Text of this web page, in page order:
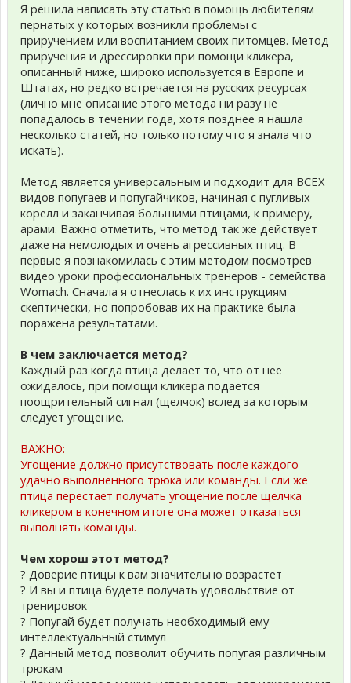
Я решила написать эту статью в помощь любителям
пернатых у которых возникли проблемы с
приручением или воспитанием своих питомцев. Метод
приручения и дрессировки при помощи кликера,
описанный ниже, широко используется в Европе и
Штатах, но редко встречается на русских ресурсах
(лично мне описание этого метода ни разу не
попадалось в течении года, хотя позднее я нашла
несколько статей, но только потому что я знала что
искать).
Метод является универсальным и подходит для ВСЕХ
видов попугаев и попугайчиков, начиная с пугливых
корелл и заканчивая большими птицами, к примеру,
арами. Важно отметить, что метод так же действует
даже на немолодых и очень агрессивных птиц. В
первые я познакомилась с этим методом посмотрев
видео уроки профессиональных тренеров - семейства
Womach. Сначала я отнеслась к их инструкциям
скептически, но попробовав их на практике была
поражена результатами.
В чем заключается метод?
Каждый раз когда птица делает то, что от неё
ожидалось, при помощи кликера подается
поощрительный сигнал (щелчок) вслед за которым
следует угощение.
ВАЖНО:
Угощение должно присутствовать после каждого
удачно выполненного трюка или команды. Если же
птица перестает получать угощение после щелчка
кликером в конечном итоге она может отказаться
выполнять команды.
Чем хорош этот метод?
? Доверие птицы к вам значительно возрастет
? И вы и птица будете получать удовольствие от
тренировок
? Попугай будет получать необходимый ему
интеллектуальный стимул
? Данный метод позволит обучить попугая различным
трюкам